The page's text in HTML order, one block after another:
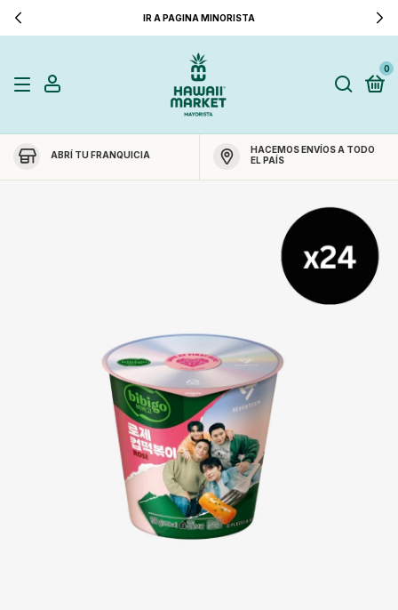
IR A PAGINA MINORISTA
0
ABRÍ TU FRANQUICIA
HACEMOS ENVÍOS A TODO
EL PAÍS